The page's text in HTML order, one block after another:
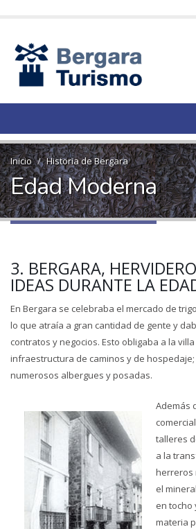
Inicio Historia de Bergara
Edad Moderna
3. BERGARA,
IDEAS DURANTE LA
En Bergara se celebraba el mercado de
lo que atraía a gran cantidad de gente y
contratos y negocios. Esto obligaba a la
infraestructura de caminos y de
numerosos albergues y posadas.
Además
talleres
a la
herreros
el
en tocho
materia